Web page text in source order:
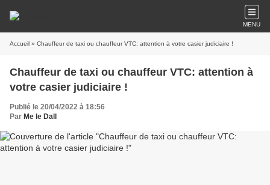
MENU
Accueil » Chauffeur de taxi ou chauffeur VTC: attention à votre casier judiciaire !
Chauffeur de taxi ou chauffeur VTC: attention à
votre casier judiciaire !
Publié le 20/04/2022 à 18:56
Par Me le Dall